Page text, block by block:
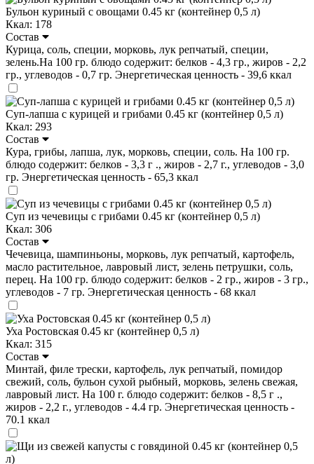
Бульон куриный с овощами 0.45 кг (контейнер 0,5 л)
Ккал: 178
Состав
Курица, соль, специи, морковь, лук репчатый, специи,
зелень.На 100 гр. блюдо содержит: белков - 4,3 гр., жиров - 2,2
гр., углеводов - 0,7 гр. Энергетическая ценность - 39,6 ккал
Суп-лапша с курицей и грибами 0.45 кг (контейнер 0,5 л)
Ккал: 293
Состав
Кура, грибы, лапша, лук, морковь, специи, соль. На 100 гр.
блюдо содержит: белков - 3,3 г ., жиров - 2,7 г., углеводов - 3,0
гр. Энергетическая ценность - 65,3 ккал
Суп из чечевицы с грибами 0.45 кг (контейнер 0,5 л)
Ккал: 306
Состав
Чечевица, шампиньоны, морковь, лук репчатый, картофель,
масло растительное, лавровый лист, зелень петрушки, соль,
перец. На 100 гр. блюдо содержит: белков - 2 гр., жиров - 3 гр.,
углеводов - 7 гр. Энергетическая ценность - 68 ккал
Уха Ростовская 0.45 кг (контейнер 0,5 л)
Ккал: 315
Состав
Минтай, филе трески, картофель, лук репчатый, помидор
свежий, соль, бульон сухой рыбный, морковь, зелень свежая,
лавровый лист. На 100 г. блюдо содержит: белков - 8,5 г .,
жиров - 2,2 г., углеводов - 4.4 гр. Энергетическая ценность -
70.1 ккал